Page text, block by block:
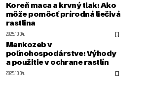
Koreň maca a krvný tlak: Ako
môže pomôcť prírodná liečivá
rastlina
2025.10.04.
Mankozeb v
poľnohospodárstve: Výhody
a použitie v ochrane rastlín
2025.10.04.